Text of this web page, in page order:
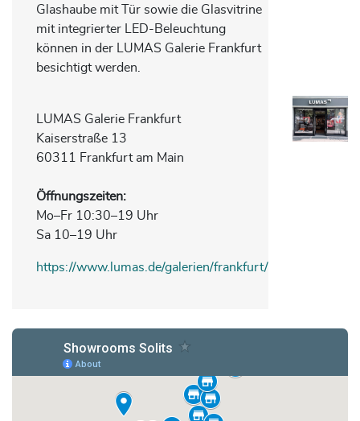
Glashaube mit Tür sowie die Glasvitrine
mit integrierter LED-Beleuchtung
können in der LUMAS Galerie Frankfurt
besichtigt werden.
LUMAS Galerie Frankfurt
Kaiserstraße 13
60311 Frankfurt am Main
Öffnungszeiten:
Mo–Fr 10:30–19 Uhr
Sa 10–19 Uhr
https://www.lumas.de/galerien/frankfurt/